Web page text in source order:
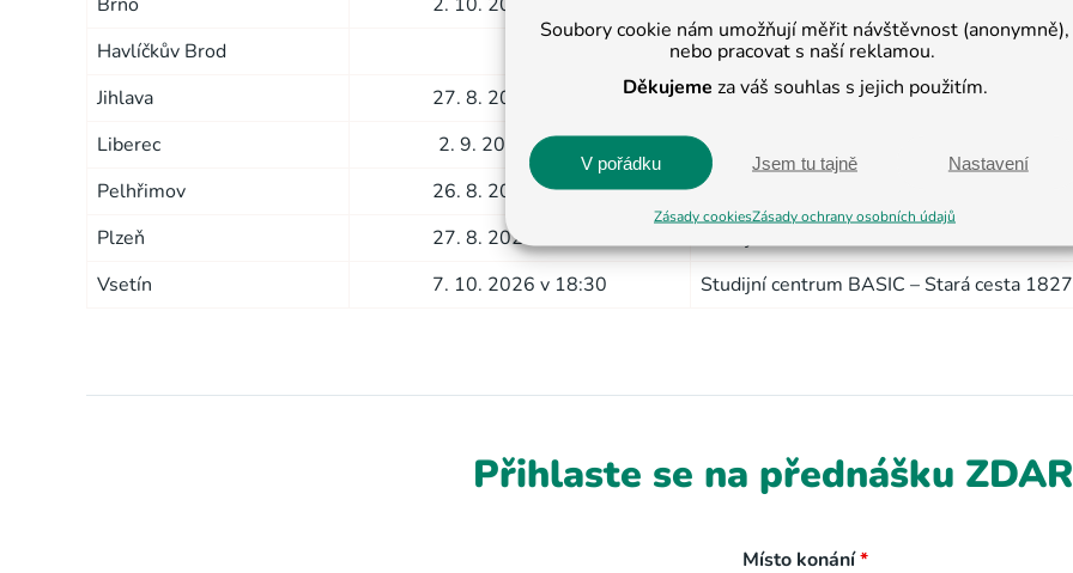
Soubory cookie nám umožňují měřit návštěvnost (anonymně),
nebo pracovat s naší reklamou.
Děkujeme za váš souhlas s jejich použitím.
V pořádku Jsem tu tajně Nastavení
Zásady cookiesZásady ochrany osobních údajů
Havlíčkův Brod
Studijní centrum BASIC – Na Valech 3523
Jihlava
27. 8. 2026 v 16:00
Studijní centrum BASIC – Masarykovo
Liberec
2. 9. 2026 v 19:00
Studijní centrum BASIC – Žitavská 234/63
Pelhřimov
26. 8. 2026 v 16:00
Studijní centrum BASIC – U Prostředního
Plzeň
27. 8. 2026 v 16:30
Vsetín
7. 10. 2026 v 18:30 Studijní centrum BASIC – Stará cesta 1827
Přihlaste se na přednášku
Místo konání*